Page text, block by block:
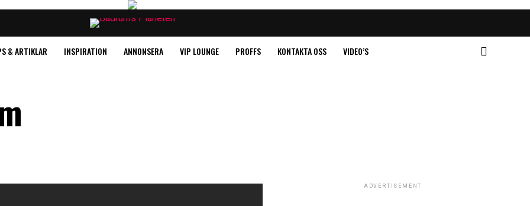
& ARTIKLAR INSPIRATION ANNONSERA VIP LOUNGE PROFFS KONTAKTA OSS VIDEO’S
ADVERTISEMENT